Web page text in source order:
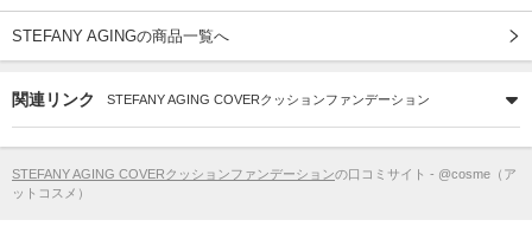
STEFANY AGINGの商品一覧へ
関連リンク STEFANY AGING COVERクッションファンデーション
STEFANY AGING COVERクッションファンデーションの口コミサイト - @cosme（ア
ットコスメ）